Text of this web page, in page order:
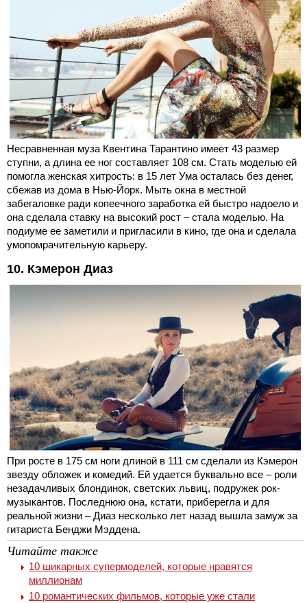
Несравненная муза Квентина Тарантино имеет 43 размер
ступни, а длина ее ног составляет 108 см. Стать моделью ей
помогла женская хитрость: в 15 лет Ума осталась без денег,
сбежав из дома в Нью-Йорк. Мыть окна в местной
забегаловке ради копеечного заработка ей быстро надоело и
она сделала ставку на высокий рост – стала моделью. На
подиуме ее заметили и пригласили в кино, где она и сделала
умопомрачительную карьеру.
10. Кэмерон Диаз
При росте в 175 см ноги длиной в 111 см сделали из Кэмерон
звезду обложек и комедий. Ей удается буквально все – роли
незадачливых блондинок, светских львиц, подружек рок-
музыкантов. Последнюю она, кстати, приберегла и для
реальной жизни – Диаз несколько лет назад вышла замуж за
гитариста Бенджи Мэддена.
Читайте также
10 шикарных супермоделей, которые нравятся
миллионам
10 романтических фильмов, которые уже стали